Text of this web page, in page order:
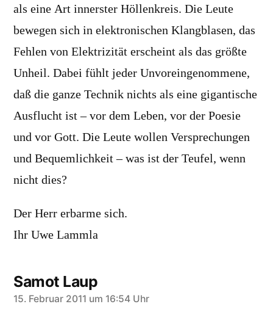
als eine Art innerster Höllenkreis. Die Leute
bewegen sich in elektronischen Klangblasen, das
Fehlen von Elektrizität erscheint als das größte
Unheil. Dabei fühlt jeder Unvoreingenommene,
daß die ganze Technik nichts als eine gigantische
Ausflucht ist – vor dem Leben, vor der Poesie
und vor Gott. Die Leute wollen Versprechungen
und Bequemlichkeit – was ist der Teufel, wenn
nicht dies?
Der Herr erbarme sich.
Ihr Uwe Lammla
Samot Laup
schreibt:
15. Februar 2011 um 16:54 Uhr